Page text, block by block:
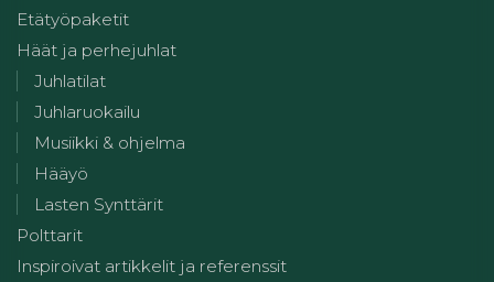
Etätyöpaketit
Häät ja perhejuhlat
Juhlatilat
Juhlaruokailu
Musiikki & ohjelma
Hääyö
Lasten Synttärit
Polttarit
Inspiroivat artikkelit ja referenssit